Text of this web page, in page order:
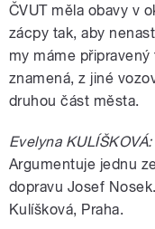
ČVUT měla obavy v
zácpy tak, aby
my máme
znamená, z jiné
druhou část města.
Evelyna KULÍŠKOVÁ:
Argumentuje jednu
dopravu Josef
Kulíšková, Praha.